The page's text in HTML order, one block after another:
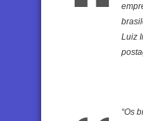
Luiz
“Os